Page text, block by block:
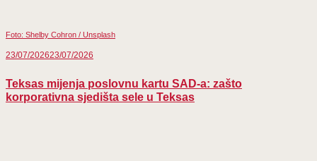
Foto: Shelby Cohron / Unsplash
23/07/202623/07/2026
Teksas mijenja poslovnu kartu SAD-a: zašto
korporativna sjedišta sele u Teksas